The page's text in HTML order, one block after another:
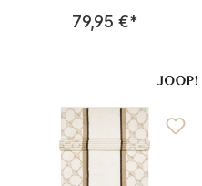
Regulärer
79,95 €*